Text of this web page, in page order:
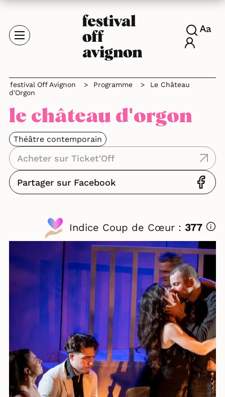
festival Off Avignon > Programme >
Le Château
d'Orgon
le château d'orgon
Théâtre contemporain
Acheter sur Ticket'Off
Partager sur Facebook
Indice Coup de Cœur : 377